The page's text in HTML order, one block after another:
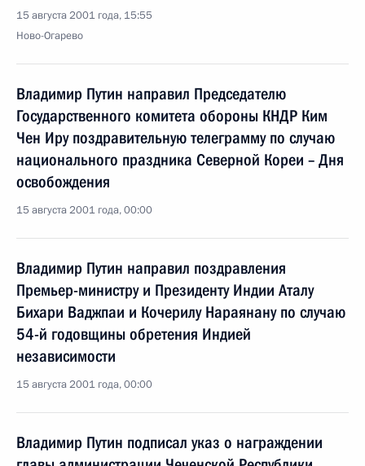
15 августа 2001 года, 15:55
Ново-Огарево
Владимир Путин направил Председателю
Государственного комитета обороны КНДР Ким
Чен Иру поздравительную телеграмму по случаю
национального праздника Северной Кореи – Дня
освобождения
15 августа 2001 года, 00:00
Владимир Путин направил поздравления
Премьер-министру и Президенту Индии Аталу
Бихари Ваджпаи и Кочерилу Нараянану по случаю
54-й годовщины обретения Индией
независимости
15 августа 2001 года, 00:00
Владимир Путин подписал указ о награждении